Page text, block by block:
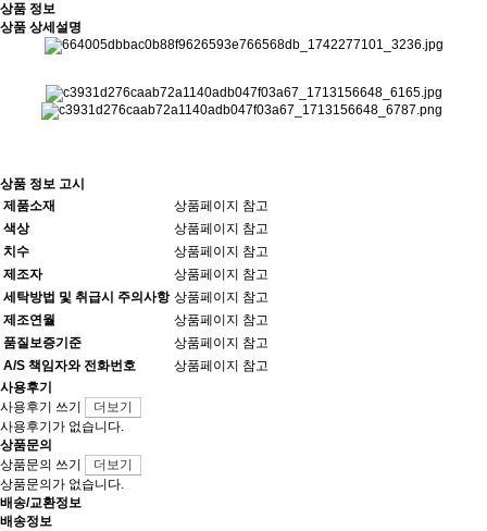
상품 정보
상품 상세설명
상품 정보 고시
제품소재
상품페이지 참고
색상
상품페이지 참고
치수
상품페이지 참고
제조자
상품페이지 참고
세탁방법 및 취급시 주의사항 상품페이지 참고
제조연월
상품페이지 참고
품질보증기준
상품페이지 참고
A/S 책임자와 전화번호
상품페이지 참고
사용후기
사용후기 쓰기
더보기
사용후기가 없습니다.
상품문의
상품문의 쓰기
더보기
상품문의가 없습니다.
배송/교환정보
배송정보